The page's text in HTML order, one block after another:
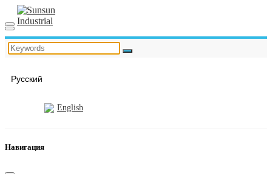
Русский
English
Навигация